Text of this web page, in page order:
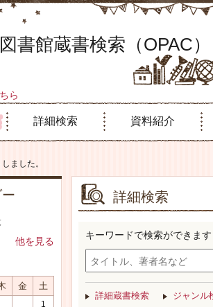
書館蔵書検索（OPAC）
ら
詳細検索 資料紹介
ました。
他を見る
金 土
1
詳細検索
キーワードで検索ができます
詳細蔵書検索 ジャンル